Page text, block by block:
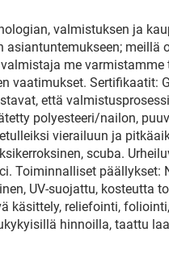
valmistuksen ja
meillä
me varmistamme
Sertifikaatit:
että
polyesteeri/nailon,
vierailuun ja
scuba.
Toiminnalliset päällykset:
UV-suojattu, kosteutta
käsittely, reliefointi,
hinnoilla, taattu